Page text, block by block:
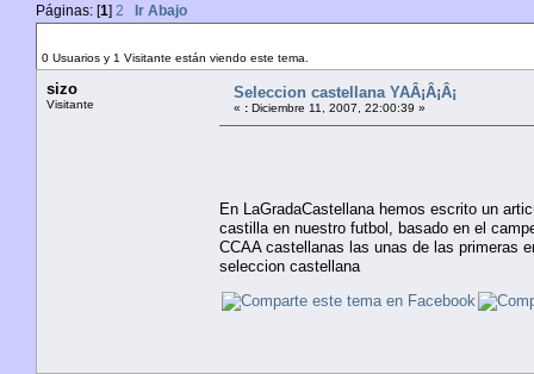
Páginas: [1] 2
Ir Abajo
0 Usuarios y 1 Visitante están viendo este tema.
sizo
Visitante
Seleccion castellana YAÂ¡Â¡Â¡
« : Diciembre 11, 2007, 22:00:39 »
En LaGradaCastellana hemos escrito un
castilla en nuestro futbol, basado en el
CCAA castellanas las unas de las primeras
seleccion castellana